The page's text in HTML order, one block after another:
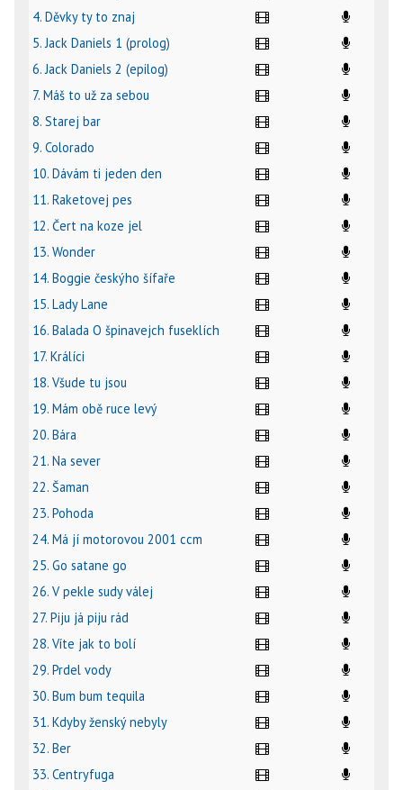
4. Děvky ty to znaj
5. Jack Daniels 1 (prolog)
6. Jack Daniels 2 (epilog)
7. Máš to už za sebou
8. Starej bar
9. Colorado
10. Dávám ti jeden den
11. Raketovej pes
12. Čert na koze jel
13. Wonder
14. Boggie českýho šífaře
15. Lady Lane
16. Balada O špinavejch fuseklích
17. Králíci
18. Všude tu jsou
19. Mám obě ruce levý
20. Bára
21. Na sever
22. Šaman
23. Pohoda
24. Má jí motorovou 2001 ccm
25. Go satane go
26. V pekle sudy válej
27. Piju já piju rád
28. Víte jak to bolí
29. Prdel vody
30. Bum bum tequila
31. Kdyby ženský nebyly
32. Ber
33. Centryfuga